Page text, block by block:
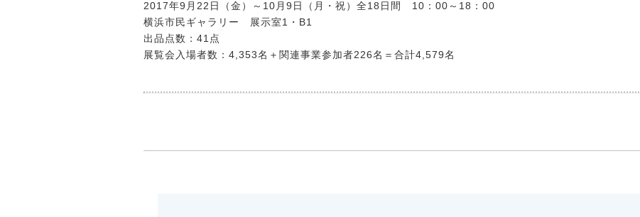
2017年9月22日（金）～10月9日（月・祝）全18日間 10：00～18：00
横浜市民ギャラリー 展示室1・B1
出品点数：41点
展覧会入場者数：4,353名＋関連事業参加者226名＝合計4,579名